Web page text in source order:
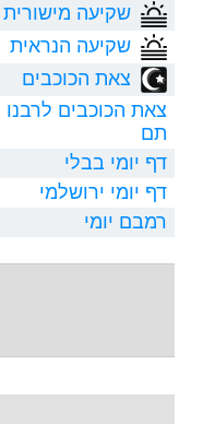
שקיעה מישורית
שקיעה הנראית
צאת הכוכבים
צאת הכוכבים לרבנו
תם
דף יומי בבלי
דף יומי ירושלמי
רמבם יומי